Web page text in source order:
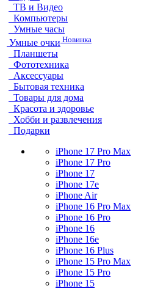
ТВ и Видео
Компьютеры
Умные часы
Умные очки Новинка
Планшеты
Фототехника
Аксессуары
Бытовая техника
Товары для дома
Красота и здоровье
Хобби и развлечения
Подарки
iPhone 17 Pro Max
iPhone 17 Pro
iPhone 17
iPhone 17e
iPhone Air
iPhone 16 Pro Max
iPhone 16 Pro
iPhone 16
iPhone 16e
iPhone 16 Plus
iPhone 15 Pro Max
iPhone 15 Pro
iPhone 15